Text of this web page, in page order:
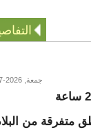
جمعة, 2026-07-31 19:26
سجلت مقاييس المطر خلال ال 24 ساعة
متفرقة من